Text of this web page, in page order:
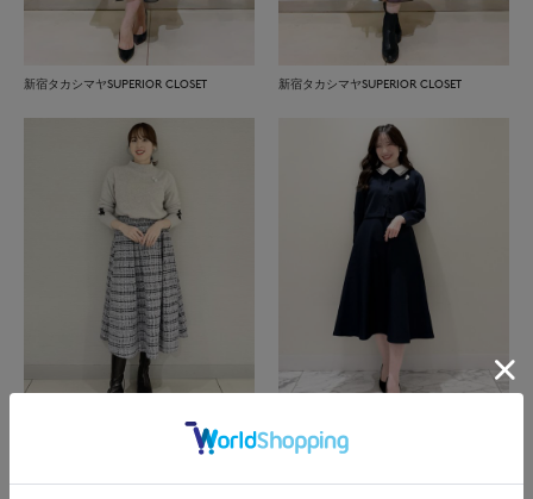
新宿タカシマヤSUPERIOR CLOSET 新宿タカシマヤSUPERIOR CLOSET
銀座三越SUPERIOR CLOSET GINZA 日本橋高島屋M Maglie le cassetto